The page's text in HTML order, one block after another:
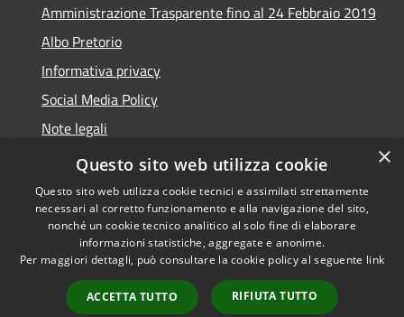
Amministrazione Trasparente fino al 24 Febbraio 2019
Albo Pretorio
Informativa privacy
Social Media Policy
Note legali
Dichiarazione di accessibilità
Accessibilità
Copyright © 2026 • Comune di
Turate • Powered by
Municipium•
Accesso
×
Questo sito web utilizza cookie
Questo sito web utilizza cookie tecnici e assimilati strettamente
necessari al corretto funzionamento e alla navigazione del sito,
nonché un cookie tecnico analitico al solo fine di elaborare
informazioni statistiche, aggregate e anonime.
Per maggiori dettagli, può consultare la cookie policy al seguente link
ACCETTA TUTTO RIFIUTA TUTTO